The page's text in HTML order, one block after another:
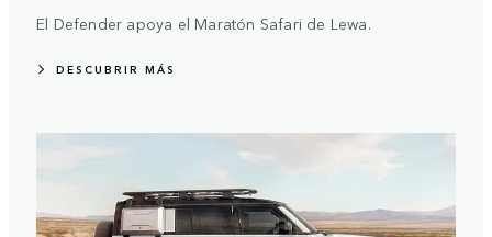
El Defender apoya el Maratón Safari de Lewa.
DESCUBRIR MÁS